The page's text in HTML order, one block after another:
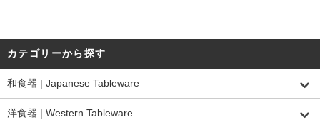
カテゴリーから探す
和食器 | Japanese Tableware
洋食器 | Western Tableware